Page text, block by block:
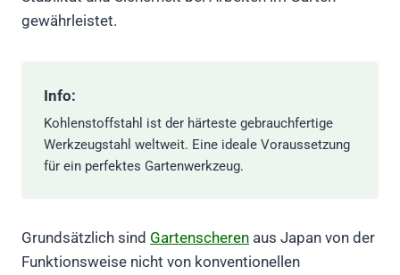
gewährleistet.
Info:
Kohlenstoffstahl ist der härteste gebrauchfertige
Werkzeugstahl weltweit. Eine ideale Voraussetzung
für ein perfektes Gartenwerkzeug.
Grundsätzlich sind Gartenscheren aus Japan von der
Funktionsweise nicht von konventionellen